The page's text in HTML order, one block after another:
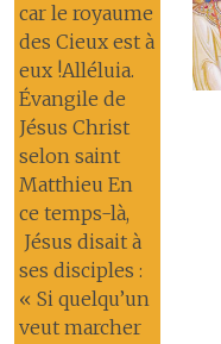
car le royaume
des Cieux est à
eux !Alléluia.
Évangile de
Jésus Christ
selon saint
Matthieu En
ce temps-là,
Jésus disait à
ses disciples :
« Si quelqu’un
veut marcher